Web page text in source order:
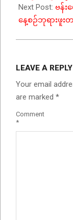
Next Post: ဗန်
နေ့စဉ်ဘုရားဖူး
LEAVE A REPLY
Your email
are marked *
Comment
*